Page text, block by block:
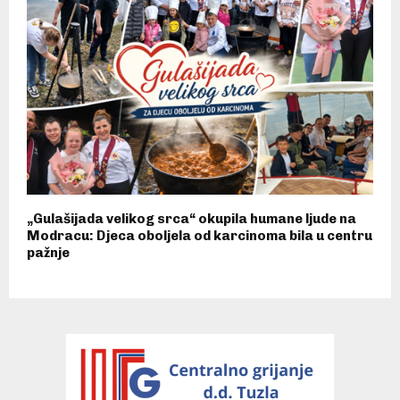
„Gulašijada velikog srca“ okupila humane ljude na
Modracu: Djeca oboljela od karcinoma bila u centru
pažnje